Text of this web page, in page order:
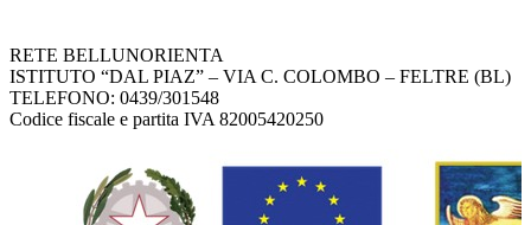
RETE BELLUNORIENTA
ISTITUTO “DAL PIAZ” – VIA C. COLOMBO – FELTRE (BL)
TELEFONO: 0439/301548
Codice fiscale e partita IVA 82005420250